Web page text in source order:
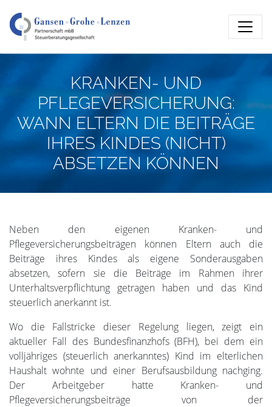
KRANKEN- UND
PFLEGEVERSICHERUNG:
WANN ELTERN DIE BEITRÄGE
IHRES KINDES (NICHT)
ABSETZEN KÖNNEN
Neben den eigenen Kranken- und
Pflegeversicherungsbeiträgen können Eltern auch die
Beiträge ihres Kindes als eigene Sonderausgaben
absetzen, sofern sie die Beiträge im Rahmen ihrer
Unterhaltsverpflichtung getragen haben und das Kind
steuerlich anerkannt ist.
Wo die Fallstricke dieser Regelung liegen, zeigt ein
aktueller Fall des Bundesfinanzhofs (BFH), bei dem ein
volljähriges (steuerlich anerkanntes) Kind im elterlichen
Haushalt wohnte und einer Berufsausbildung nachging.
Der Arbeitgeber hatte Kranken- und
Pflegeversicherungsbeiträge von der